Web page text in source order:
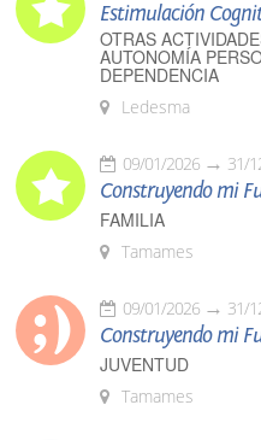
Estimulación
OTRAS
AUTONOMÍA
DEPENDENCIA
Ledesma
09/01/2026 31/
Construyendo mi
FAMILIA
Tamames
09/01/2026 31/
Construyendo mi
JUVENTUD
Tamames